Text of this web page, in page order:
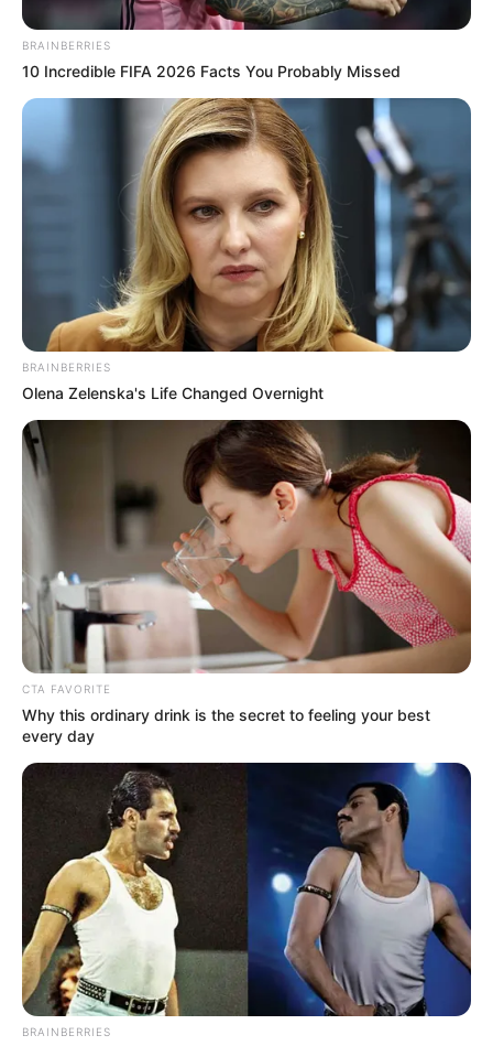
BRAINBERRIES
10 Incredible FIFA 2026 Facts You Probably Missed
BRAINBERRIES
Olena Zelenska's Life Changed Overnight
CTA FAVORITE
Why this ordinary drink is the secret to feeling your best
every day
BRAINBERRIES